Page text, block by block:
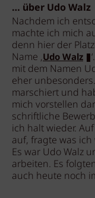
… über Udo Walz
Nachdem ich
machte ich mich
denn hier der
Name ‚Udo Walz
mit dem Namen
eher
marschiert und
mich vorstellen
schriftliche
ich halt wieder.
auf, fragte was
Es war Udo Walz
arbeiten. Es
auch heute noch